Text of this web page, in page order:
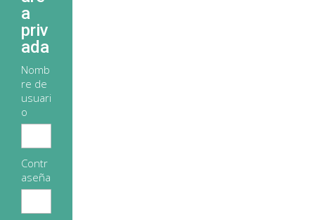
a
priv
ada
Nomb
re de
usuari
o
Contr
aseña